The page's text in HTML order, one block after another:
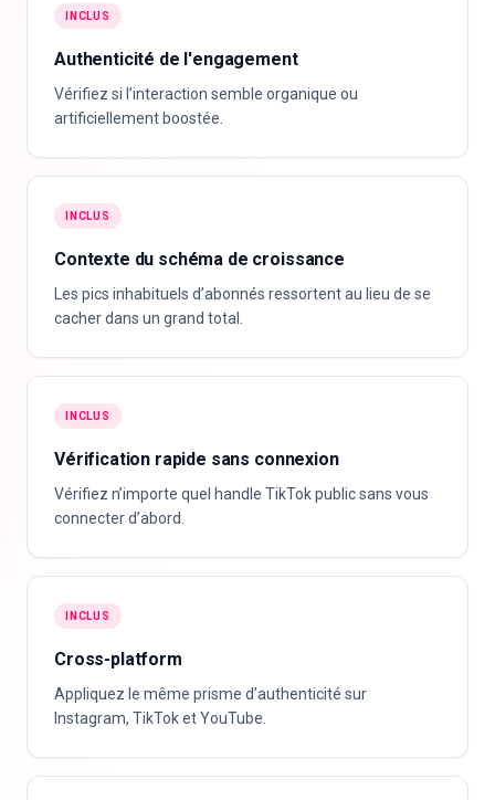
INCLUS
Authenticité de l'engagement
Vérifiez si l’interaction semble organique ou
artificiellement boostée.
INCLUS
Contexte du schéma de croissance
Les pics inhabituels d’abonnés ressortent au lieu de se
cacher dans un grand total.
INCLUS
Vérification rapide sans connexion
Vérifiez n’importe quel handle TikTok public sans vous
connecter d’abord.
INCLUS
Cross-platform
Appliquez le même prisme d’authenticité sur
Instagram, TikTok et YouTube.